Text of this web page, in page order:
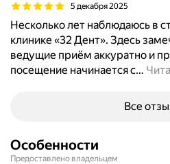
5 декабря 2025
Несколько лет наблюдаюсь в
клинике «32 Дент». Здесь
ведущие приём аккуратно и
посещение начинается с…
Все
Особенности
Предоставлено владельцем